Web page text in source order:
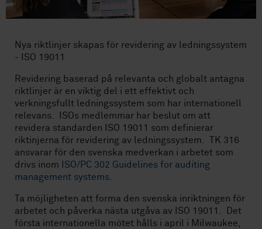
Nya riktlinjer skapas för revidering av ledningssystem
- ISO 19011
Revidering baserad på relevanta och globalt antagna
riktlinjer är en viktig del i ett effektivt och
verkningsfullt ledningssystem som har internationell
relevans. ISOs medlemmar har beslut om att
revidera standarden ISO 19011 som definierar
riktinjerna för revidering av ledningssystem. TK 316
ansvarar för den svenska medverkan i arbetet som
drivs inom
ISO/PC 302 Guidelines for auditing
management systems
Ta möjligheten att forma den svenska inriktningen för
arbetet och påverka nästa utgåva av ISO 19011. Det
första internationella mötet hålls i april i Milwaukee,